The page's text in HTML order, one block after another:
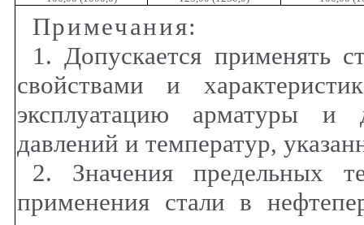
Примечания:
1. Допускается применять
свойствами и
эксплуатацию арматуры и
давлений и температур,
2. Значения предельных
применения стали в